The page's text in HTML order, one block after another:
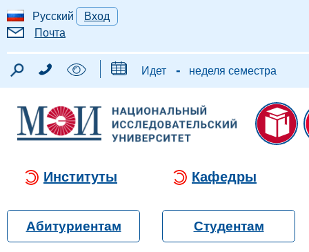
Русский
Вход
Почта
Идет - неделя семестра
Институты Кафедры
Абитуриентам Студентам